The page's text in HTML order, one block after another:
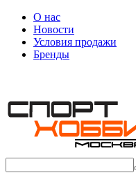
О нас
Новости
Условия продажи
Бренды